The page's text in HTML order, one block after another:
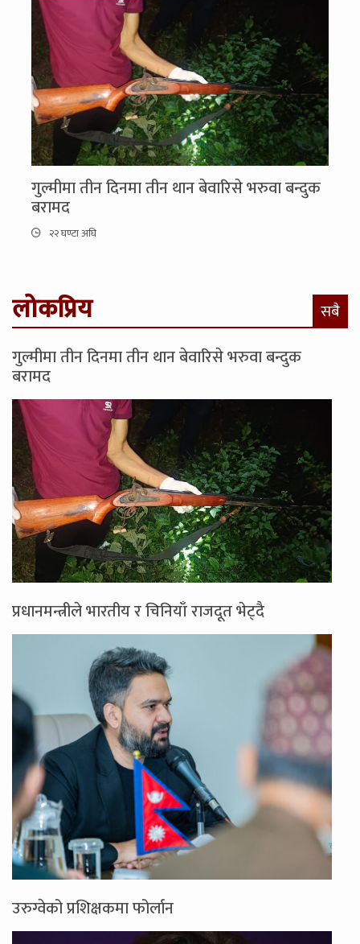
गुल्मीमा तीन दिनमा तीन थान बेवारिसे भरुवा बन्दुक
बरामद
२२ घण्टा अघि
लोकप्रिय सबै
गुल्मीमा तीन दिनमा तीन थान बेवारिसे भरुवा बन्दुक
बरामद
प्रधानमन्त्रीले भारतीय र चिनियाँ राजदूत भेट्दै
उरुग्वेको प्रशिक्षकमा फोर्लान